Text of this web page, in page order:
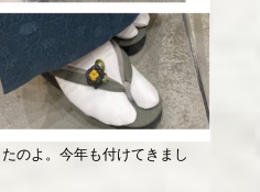
のよ。今年も付けてきまし